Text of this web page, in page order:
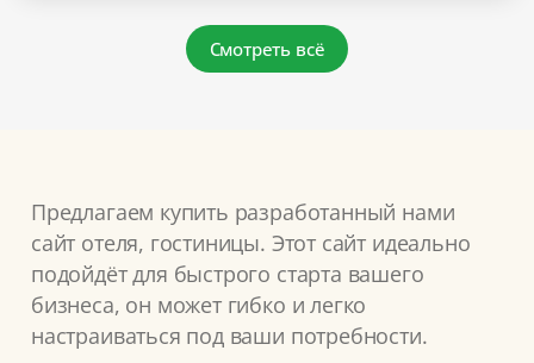
Смотреть всё
Предлагаем купить разработанный нами
сайт отеля, гостиницы. Этот сайт идеально
подойдёт для быстрого старта вашего
бизнеса, он может гибко и легко
настраиваться под ваши потребности.